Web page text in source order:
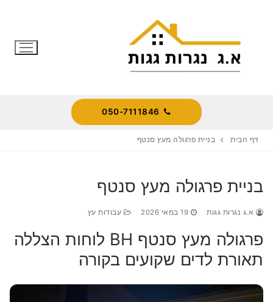
דף הבית בניית פרגולה מעץ סנטף
בניית פרגולה מעץ סנטף
א.ג נגרות גגות 19 במאי 2026 עבודות עץ
פרגולה מעץ סנטף BH לוחות הצללה
תאורת לדים שקועים בקורה